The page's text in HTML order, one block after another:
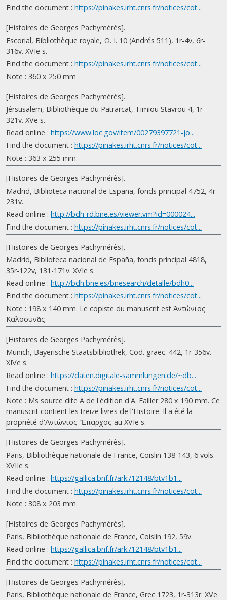
Find the document : https://pinakes.irht.cnrs.fr/notices/cot...
[Histoires de Georges Pachymérès].
Escorial, Bibliothèque royale, Ω. I. 10 (Andrés 511), 1r-4v, 6r-
316v. XVIe s.
Find the document : https://pinakes.irht.cnrs.fr/notices/cot...
Note : 360 x 250 mm
[Histoires de Georges Pachymérès].
Jérsusalem, Bibliothèque du Patrarcat, Timiou Stavrou 4, 1r-
321v. XVe s.
Read online : https://www.loc.gov/item/00279397721-jo...
Find the document : https://pinakes.irht.cnrs.fr/notices/cot...
Note : 363 x 255 mm.
[Histoires de Georges Pachymérès].
Madrid, Biblioteca nacional de España, fonds principal 4752, 4r-
231v.
Read online : http://bdh-rd.bne.es/viewer.vm?id=000024...
Find the document : https://pinakes.irht.cnrs.fr/notices/cot...
[Histoires de Georges Pachymérès].
Madrid, Biblioteca nacional de España, fonds principal 4818,
35r-122v, 131-171v. XVIe s.
Read online : http://bdh.bne.es/bnesearch/detalle/bdh0...
Find the document : https://pinakes.irht.cnrs.fr/notices/cot...
Note : 198 x 140 mm. Le copiste du manuscrit est Ἀντώνιος
Καλοσυνᾶς.
[Histoires de Georges Pachymérès].
Munich, Bayerische Staatsbibliothek, Cod. graec. 442, 1r-356v.
XIVe s.
Read online : https://daten.digitale-sammlungen.de/~db...
Find the document : https://pinakes.irht.cnrs.fr/notices/cot...
Note : Ms source dite A de l'édition d'A. Failler 280 x 190 mm. Ce
manuscrit contient les treize livres de l'Histoire. Il a été la
propriété d'Ἀντώνιος Ἔπαρχος au XVIe s.
[Histoires de Georges Pachymérès].
Paris, Bibliothèque nationale de France, Coislin 138-143, 6 vols.
XVIIe s.
Read online : https://gallica.bnf.fr/ark:/12148/btv1b1...
Find the document : https://pinakes.irht.cnrs.fr/notices/cot...
Note : 308 x 203 mm.
[Histoires de Georges Pachymérès].
Paris, Bibliothèque nationale de France, Coislin 192, 59v.
Read online : https://gallica.bnf.fr/ark:/12148/btv1b1...
Find the document : https://pinakes.irht.cnrs.fr/notices/cot...
[Histoires de Georges Pachymérès].
Paris, Bibliothèque nationale de France, Grec 1723, 1r-313r. XVe